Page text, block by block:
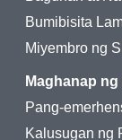
Bumibisita
Miyembro ng
Maghanap
Pang-
Kalusugan ng